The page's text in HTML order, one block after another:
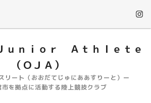
ｎｉｏｒ Ａｔｈｌｅｔｅ
（ＯＪＡ）
リート（おおだてじゅにああすりーと）ー
を拠点に活動する陸上競技クラブ